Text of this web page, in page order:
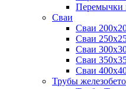
Сваи
Сваи
Сваи
Сваи
Сваи
Сваи
Трубы